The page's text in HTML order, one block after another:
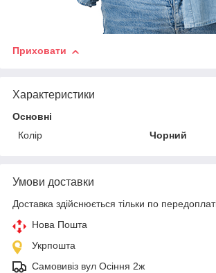
Приховати
Характеристики
Основні
Колір
Чорний
Умови доставки
Доставка здійснюється тільки по
Нова Пошта
Укрпошта
Самовивіз вул Осіння 2ж